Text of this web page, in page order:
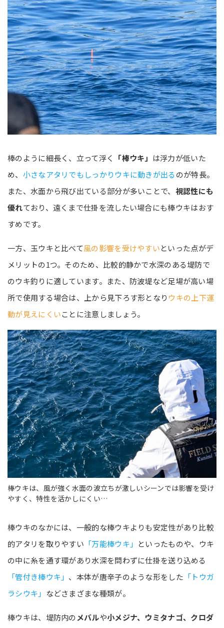
棒のように細長く、立って浮く 「棒ウキ」 は浮力が低いた
め、 小さなアタリでもしっかりウキに動きが出るのが特長。
また、水面から飛び出ている部分が多いことで、 視認性にも
優れており、遠くまで仕掛を流したい場合にも棒ウキはおす
すめです。
一方、玉ウキと比べて風の影響を受けやすいといった点がデ
メリットの1つ。そのため、比較的静かで水深のある堤防で
のウキ釣りに適しています。また、防波堤など足場が高い場
所で使用する場合は、上から見下ろす形となり ウキの上下運
動が見えにくいことに注意しましょう。
棒ウキは、風が強く水面の波立ちが激しいシーンでは影響を受け
やすく、特性を活かしにくい…
棒ウキのなかには、一般的な棒ウキよりも安定性があり比較
的アタリを取りやすい 「万能棒ウキ」 といったものや、ウキ
の中に糸を通す環があり水深を問わずに仕掛を送り込める
「管付き棒ウキ」 、本体が唐辛子のような形をした 「トウガ
ラシウキ」 などさまざまな種類が。
棒ウキは、堤防内のメバルや小メジナ、ウミタナゴ、クロダ